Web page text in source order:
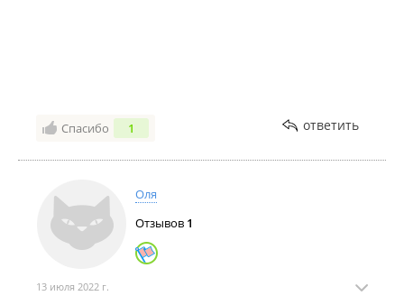
Спасибо 1 ответить
Оля
Отзывов 1
13 июля 2022 г.